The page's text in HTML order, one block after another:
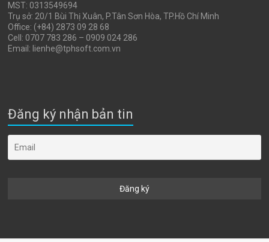
MST: 0313549694
Trụ sở: 20/1 Bùi Thị Xuân, P.Tân Sơn Hòa, TP.Hồ Chí Minh
Office: (+84) 2873 09 28 68
Cell: 0707 783 286 – 0909 024 286
Email: lienhe@tphsoft.com.vn
Đăng ký nhận bản tin